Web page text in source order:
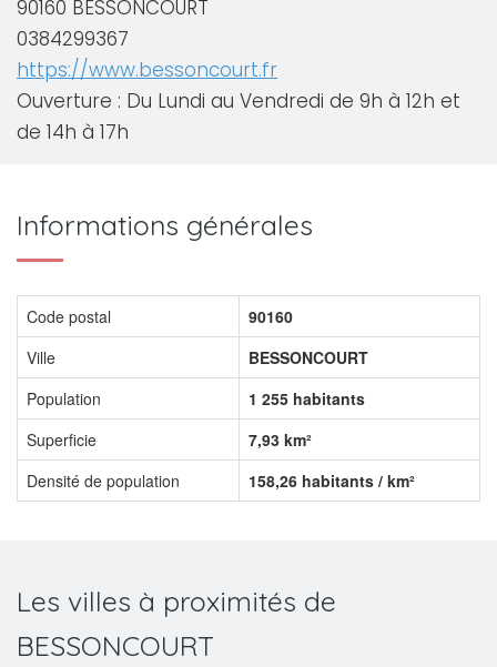
90160 BESSONCOURT
0384299367
https://www.bessoncourt.fr
Ouverture : Du Lundi au Vendredi de 9h à 12h et
de 14h à 17h
Informations générales
Code postal
90160
Ville
BESSONCOURT
Population
1 255 habitants
Superficie
7,93 km²
Densité de population
158,26 habitants / km²
Les villes à proximités de
BESSONCOURT